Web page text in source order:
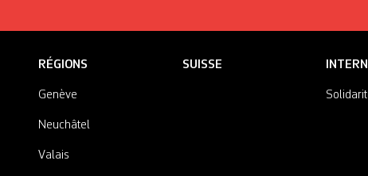
RÉGIONS
Genève
Neuchâtel
Valais
SUISSE